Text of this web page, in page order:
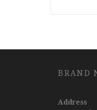
BRAND
Address